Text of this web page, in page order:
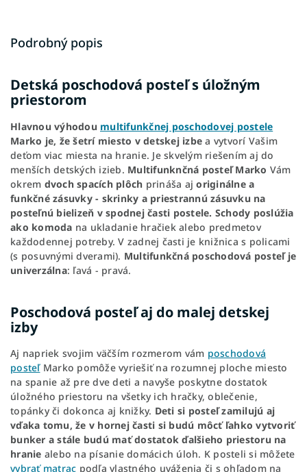
Podrobný popis
Detská poschodová posteľ s úložným
priestorom
Hlavnou výhodou multifunkčnej poschodovej postele
Marko je, že šetrí miesto v detskej izbe a vytvorí Vašim
deťom viac miesta na hranie. Je skvelým riešením aj do
menších detských izieb. Multifunknčná posteľ Marko Vám
okrem dvoch spacích plôch prináša aj originálne a
funkčné zásuvky - skrinky a priestrannú zásuvku na
posteľnú bielizeň v spodnej časti postele. Schody poslúžia
ako komoda na ukladanie hračiek alebo predmetov
každodennej potreby. V zadnej časti je knižnica s policami
(s posuvnými dverami). Multifunkčná poschodová posteľ je
univerzálna: ľavá - pravá.
Poschodová posteľ aj do malej detskej
izby
Aj napriek svojim väčším rozmerom vám poschodová
posteľMarko pomôže vyriešiť na rozumnej ploche miesto
na spanie až pre dve deti a navyše poskytne dostatok
úložného priestoru na všetky ich hračky, oblečenie,
topánky či dokonca aj knižky. Deti si posteľ zamilujú aj
vďaka tomu, že v hornej časti si budú môcť ľahko vytvoriť
bunker a stále budú mať dostatok ďalšieho priestoru na
hranie alebo na písanie domácich úloh. K posteli si môžete
vybrať matrac podľa vlastného uváženia či s ohľadom na